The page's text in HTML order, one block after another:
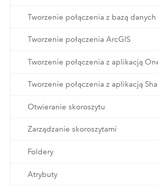
Tworzenie połączenia z bazą danych
Tworzenie połączenia ArcGIS
Tworzenie połączenia z aplikacją
Tworzenie połączenia z aplikacją
Otwieranie skoroszytu
Zarządzanie skoroszytami
Foldery
Atrybuty